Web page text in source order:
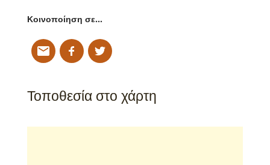
Κοινοποίηση σε…
Τοποθεσία στο χάρτη